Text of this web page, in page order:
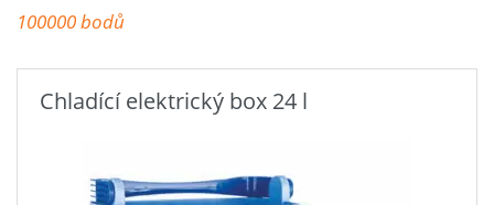
100000 bodů
Chladící elektrický box 24 l